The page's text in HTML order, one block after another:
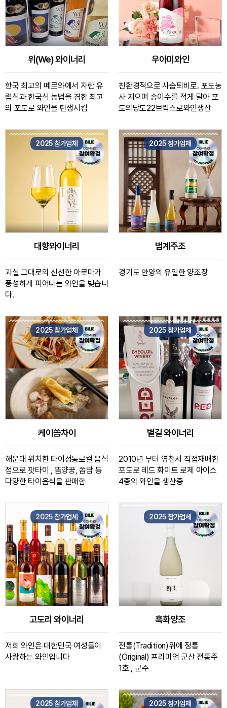
위(We) 와이너리
한국 최고의 떼르와에서 자란 유
럽식과 한국식 농법을 겸한 최고
의 포도로 와인을 탄생시킴
우아미와인
친환경적으로 사슴퇴비로. 포도농
사 지으며 송이수를 적게 달아 포
도의당도22브릭스로와인생산
2025 참가업체
대향와이너리
과실 그대로의 신선한 아로마가
풍성하게 피어나는 와인을 빚습니
다.
2025 참가업체
범계주조
경기도 안양의 유일한 양조장
2025 참가업체
케이쏨차이
해운대 위치한 타이정통로컬 음식
점으로 팟타이 , 똠양꿍, 쏨땀 등
다양한 타이음식을 판매함
2025 참가업체
별길 와이너리
2010년 부터 영천서 직접재배한
포도로 레드 화이트 로제 아이스
4종의 와인을 생산중
2025 참가업체
고도리 와이너리
저희 와인은 대한민국 여성들이
사랑하는 와인입니다
2025 참가업체
흑화양조
전통(Tradition)위에 정통
(Original) 프리미엄 군산 전통주
1호 , 군주
2025 참가업체 2025 참가업체